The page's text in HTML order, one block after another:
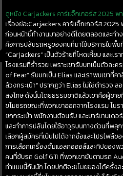
ดูหนัง Carjackers คาร์แจ็กเกอร์ส 2025 พ
เรื่องย่อ:Carjackers คาร์แจ็กเกอร์ส 2025
ก่อนหน้านี้ทำงานมาอย่างดีโดยตลอดและท
คือการปล้นรถหรูของคนที่มาใช้บริการในพื้
“Carjackers” เป็นตัวร้ายที่โหดเหี้ยม และ
โรงแรมที่ร่ำรวย เพราะเขารับบทเป็นตัวล
of Fear” รับบทเป็น Elias และเราพบเขาที่ค
ล้วงกระเป๋า” ปรากฏว่า Elias ไม่ใช่ตำรว
ลงโทษ ดังนั้นโดยธรรมชาติแล้วเขาคือผู้ชาย
ขโมยรถขณะที่พวกเขาออกจากโรงแรม โน
ยกกระเป๋า พนักงานต้อนรับ และบาร์เทนเด
และทำการปล้นโดยใช้อาวุธบนทางด่วนที่พลุ
เลือกผู้สมัครที่เป็นไปได้จากชื่อและโปรไฟล์
การเลือกเครื่องดื่มแอลกอฮอล์และทิปของพ
คนที่ขับรถ Golf GTI ที่พวกเขาขับตามรถ
ทำแบบนี้กันนัก โดยปกติจะขโมยของได้ครั้งล